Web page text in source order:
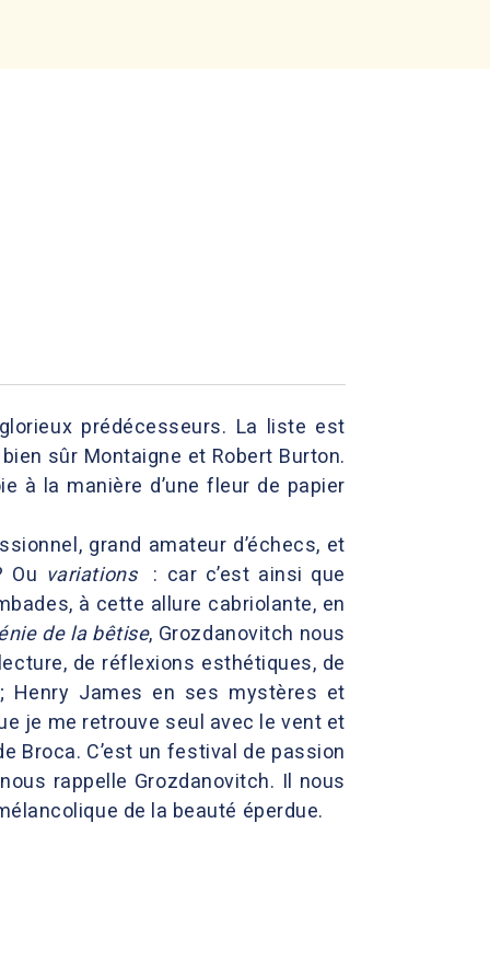
prédécesseurs. La liste est
sûr Montaigne et Robert Burton.
à la manière d’une fleur de papier
grand amateur d’échecs, et
Ou variations: car c’est ainsi que
à cette allure cabriolante, en
de la bêtise, Grozdanovitch nous
de réflexions esthétiques, de
James en ses mystères et
je me retrouve seul avec le vent et
Broca. C’est un festival de passion
rappelle Grozdanovitch. Il nous
de la beauté éperdue.